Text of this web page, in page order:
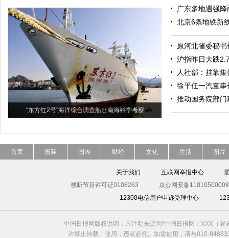
“东方红2号”海洋综合调查船赴南海科学考察
广东多地遇强降
北京6条地铁新
原河北省委秘
沪指昨日大跌
人社部：挂靠
徐平任一汽董
推动国务院部
首页 国际 国内 财经 文化 生活 图片
关于我们 互联网举报中心
视听节目许可证0108263
京公网安备
12300电信用户申诉受理中心
中国日报网版权说明：凡注明来源为“中国日报网：XXX（
许禁止转载、使用，违者必究。如需使用，请与010-